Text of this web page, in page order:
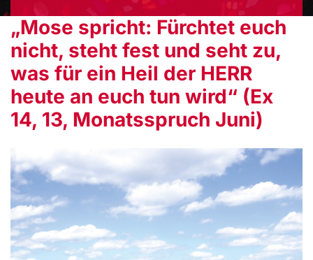
„Mose spricht: Fürchtet euch
nicht, steht fest und seht zu,
was für ein Heil der HERR
heute an euch tun wird“ (Ex
14, 13, Monatsspruch Juni)